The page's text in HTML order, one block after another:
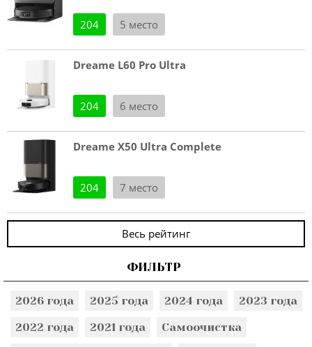
204 5 место
Dreame L60 Pro Ultra
204 6 место
Dreame X50 Ultra Complete
204 7 место
Весь рейтинг
ФИЛЬТР
2026 года 2025 года 2024 года
2023 года
2022 года
2021 года
Самоочистка